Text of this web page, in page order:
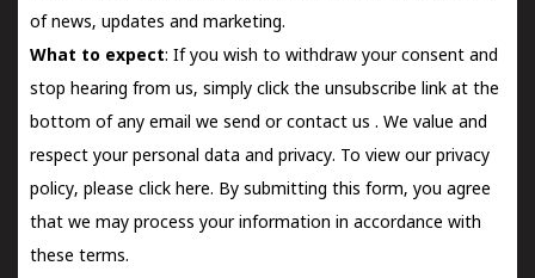
of news, updates and marketing.
What to expect: If you wish to withdraw your consent and
stop hearing from us, simply click the unsubscribe link at the
bottom of any email we send orcontact us . We value and
respect your personal data and privacy. To view our privacy
policy, please click here. By submitting this form, you agree
that we may process your information in accordance with
these terms.